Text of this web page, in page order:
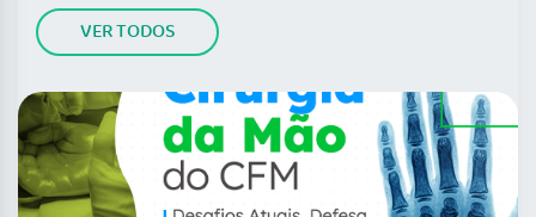
VER TODOS